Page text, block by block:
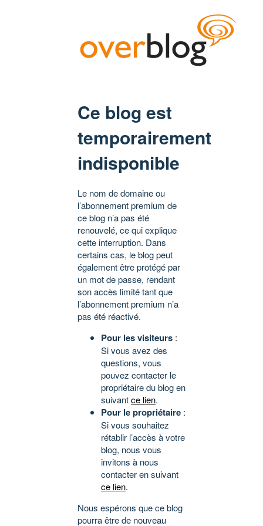
Ce blog est
temporairement
indisponible
Le nom de domaine ou
l’abonnement premium de
ce blog n’a pas été
renouvelé, ce qui explique
cette interruption. Dans
certains cas, le blog peut
également être protégé par
un mot de passe, rendant
son accès limité tant que
l’abonnement premium n’a
pas été réactivé.
Pour les visiteurs :
Si vous avez des
questions, vous
pouvez contacter le
propriétaire du blog en
suivantce lien.
Pour le propriétaire :
Si vous souhaitez
rétablir l’accès à votre
blog, nous vous
invitons à nous
contacter en suivant
ce lien.
Nous espérons que ce blog
pourra être de nouveau